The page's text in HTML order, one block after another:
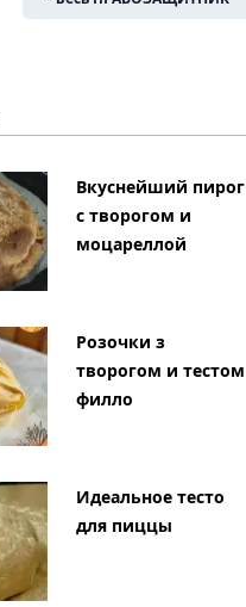
Вкуснейший пирог
с творогом и
моцареллой
Розочки з
творогом и тестом
филло
Идеальное тесто
для пиццы